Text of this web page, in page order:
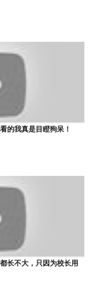
的我真是目瞪狗呆！
长不大，只因为校长用